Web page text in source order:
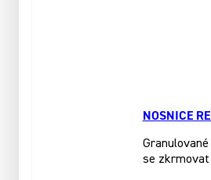
NOSNICE
se zkrmovat